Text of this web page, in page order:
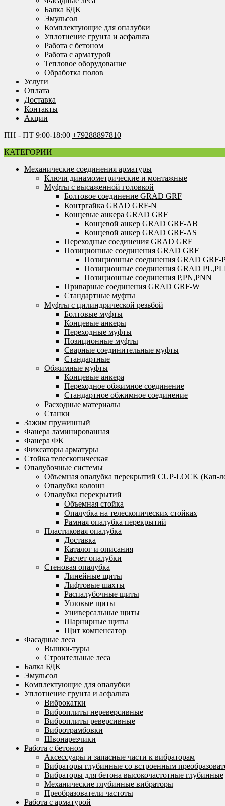
Балка БДК
Эмульсол
Комплектующие для опалубки
Уплотнение грунта и асфальта
Работа с бетоном
Работа с арматурой
Тепловое оборудование
Обработка полов
Услуги
Оплата
Доставка
Контакты
Акции
ПН - ПТ 9:00-18:00 +79288897810
КАТЕГОРИИ
Механические соединения арматуры
Ключи динамометрические и монтажные
Муфты с высаженной головкой
Болтовое соединение GRAD GRF
Контргайка GRAD GRF-N
Концевые анкера GRAD GRF
Концевой анкер GRAD GRF-AB
Концевой анкер GRAD GRF-AS
Переходные соединения GRAD GRF
Позиционные соединения GRAD GRF
Позиционные соединения GRAD GRF-
Позиционные соединения GRAD
Позиционные соединения P,PN,PNN
Приварные соединения GRAD GRF-W
Стандартные муфты
Муфты с цилиндрической резьбой
Болтовые муфты
Концевые анкеры
Переходные муфты
Позиционные муфты
Сварные соединительные муфты
Стандартные
Обжимные муфты
Концевые анкера
Переходное обжимное соединение
Стандартное обжимное соединение
Расходные материалы
Станки
Зажим пружинный
Фанера ламинированная
Фанера ФК
Фиксаторы арматуры
Стойка телескопическая
Опалубочные системы
Объемная опалубка перекрытий CUP-LOCK (Кап-
Опалубка колонн
Опалубка перекрытий
Объемная стойка
Опалубка на телескопических стойках
Рамная опалубка перекрытий
Пластиковая опалубка
Доставка
Каталог и описания
Расчет опалубки
Стеновая опалубка
Линейные щиты
Лифтовые шахты
Распалубочные щиты
Угловые щиты
Универсальные щиты
Шарнирные щиты
Щит компенсатор
Фасадные леса
Вышки-туры
Строительные леса
Балка БДК
Эмульсол
Комплектующие для опалубки
Уплотнение грунта и асфальта
Виброкатки
Виброплиты нереверсивные
Виброплиты реверсивные
Вибротрамбовки
Швонарезчики
Работа с бетоном
Аксессуары и запасные части к вибраторам
Вибраторы глубинные со встроенным
Вибраторы для бетона высокочастотные глубинные
Механические глубинные вибраторы
Преобразователи частоты
Работа с арматурой